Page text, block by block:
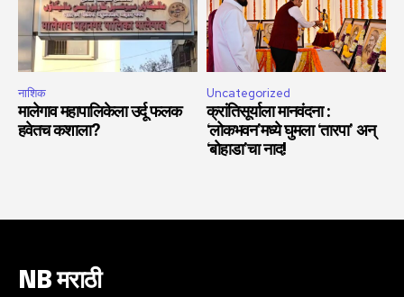
नाशिक
मालेगाव महापालिकेला उर्दू फलक
हवेतच कशाला?
Uncategorized
क्रांतिसूर्याला मानवंदना :
‘लोकभवन’मध्ये घुमला ‘तारपा’ अन्
‘बोहाडा’चा नाद!
NB मराठी